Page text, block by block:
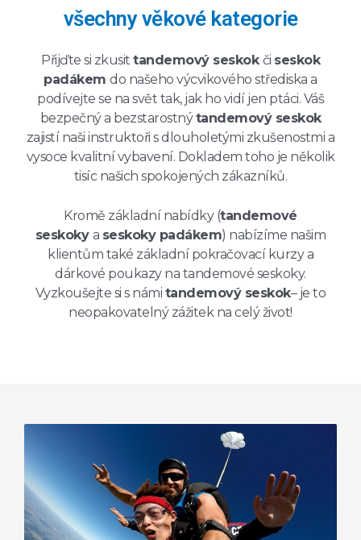
všechny věkové kategorie
Přijďte si zkusit tandemový seskok či seskok
padákemdo našeho výcvikového střediska a
podívejte se na svět tak, jak ho vidí jen ptáci. Váš
bezpečný a bezstarostnýtandemový seskok
zajistí naši instruktoři s dlouholetými zkušenostmi a
vysoce kvalitní vybavení. Dokladem toho je několik
tisíc našich spokojených zákazníků.
Kromě základní nabídky (tandemové
seskoky a seskoky padákem) nabízíme našim
klientům také základní pokračovací kurzy a
dárkové poukazy na tandemové seskoky.
Vyzkoušejte si s námi tandemový seskok– je to
neopakovatelný zážitek na celý život!